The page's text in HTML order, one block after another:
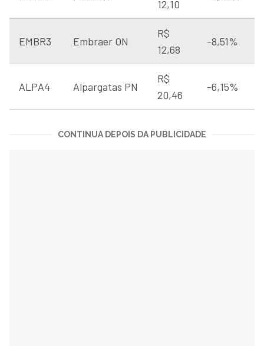
12,10
EMBR3 Embraer ON
R$
12,68
-8,51%
ALPA4 Alpargatas PN
R$
20,46
-6,15%
CONTINUA DEPOIS DA PUBLICIDADE